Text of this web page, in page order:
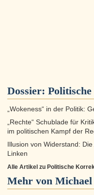
Dossier:
„Wokeness“ in der Politik:
„Rechte“ Schublade für
im politischen Kampf der
Illusion von Widerstand:
Linken
Alle Artikel zu Politische
Mehr von